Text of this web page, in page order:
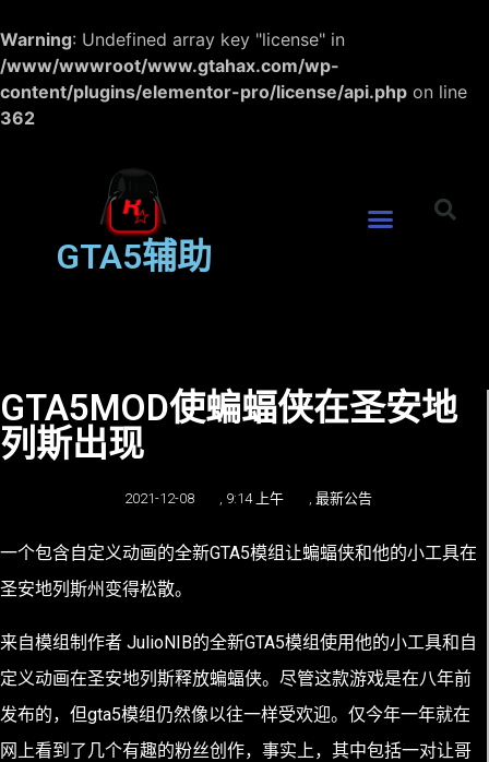
Warning: Undefined array key "license" in
/www/wwwroot/www.gtahax.com/wp-
content/plugins/elementor-pro/license/api.php on line
362
GTA5辅助
GTA5MOD使蝙蝠侠在圣安地
列斯出现
2021-12-08 9:14 上午 最新公告
一个包含自定义动画的全新GTA5模组让蝙蝠侠和他的小工具在
圣安地列斯州变得松散。
来自模组制作者 JulioNIB的全新GTA5模组使用他的小工具和自
定义动画在圣安地列斯释放蝙蝠侠。尽管这款游戏是在八年前
发布的，但gta5模组仍然像以往一样受欢迎。仅今年一年就在
网上看到了几个有趣的粉丝创作，事实上，其中包括一对让哥